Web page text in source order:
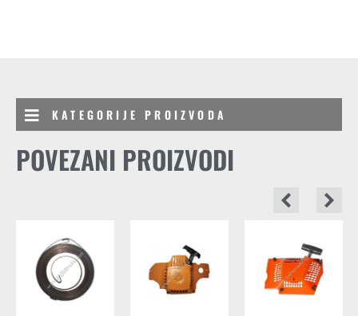
KATEGORIJE PROIZVODA
POVEZANI PROIZVODI